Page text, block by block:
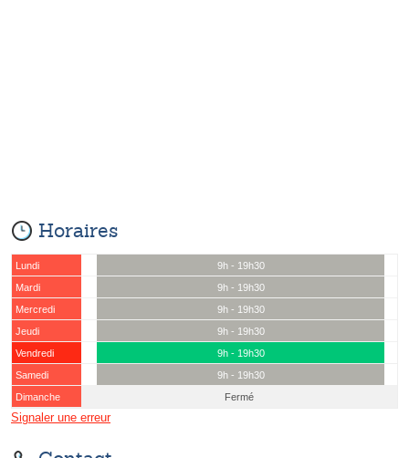
Horaires
Lundi
9h - 19h30
Mardi
9h - 19h30
Mercredi
9h - 19h30
Jeudi
9h - 19h30
Vendredi
9h - 19h30
Samedi
9h - 19h30
Dimanche
Fermé
Signaler une erreur